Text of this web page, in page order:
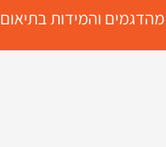
והמידות בתיאום